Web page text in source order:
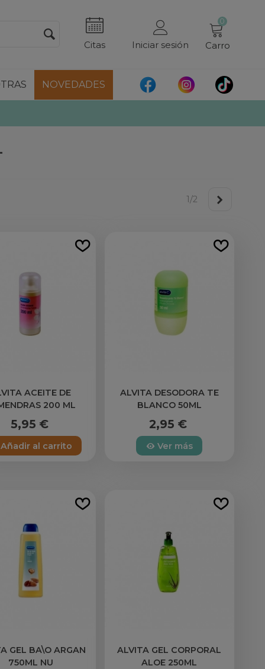
Citas Iniciar sesión
0
Carro
NOVEDADES
1/2
ACEITE DE
200 ML
5,95 €
Añadir al carrito
ALVITA DESODORA TE
BLANCO 50ML
2,95 €
Ver más
GEL BA\O ARGAN
750ML NU
ALVITA GEL CORPORAL
ALOE 250ML